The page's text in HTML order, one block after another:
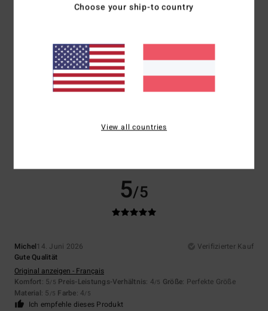
5 /5
5/5
Michel14. Juni 2026
Verifizierter Kauf
Gute Qualität
Original anzeigen - Français
Komfort: 5/5 Preis-Leistungs-Verhältnis: 4/5 Größe: Perfekte Größe
Material: 5 /5 Farbe: 4/5
Ich empfehle dieses Produkt
Choose your ship-to country
View all countries